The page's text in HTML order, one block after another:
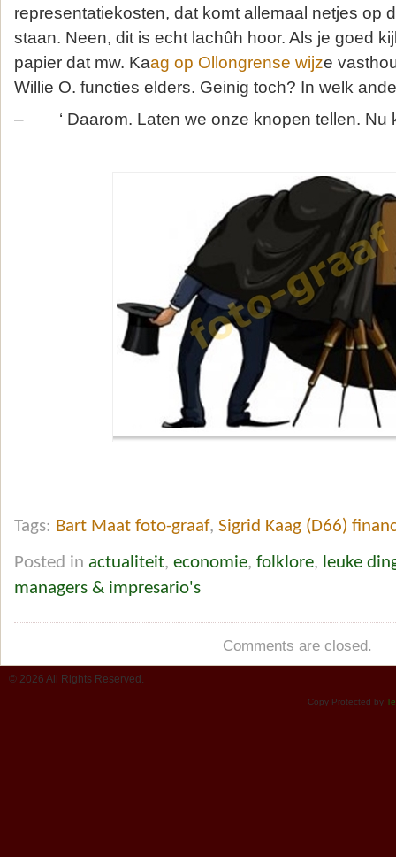
representatiekosten, dat komt allemaal netjes op
staan. Neen, dit is echt lachûh hoor. Als je goed
papier dat mw. Kaag op Ollongrense wijze
Willie O. functies elders. Geinig toch? In welk
– ‘ Daarom. Laten we onze knopen tellen. Nu
Tags: Bart Maat foto-graaf, Sigrid Kaag (D66)
Posted in actualiteit, economie, folklore, leuke
managers & impresario's
Comments are closed.
© 2026 All Rights Reserved.
Copy Protected by